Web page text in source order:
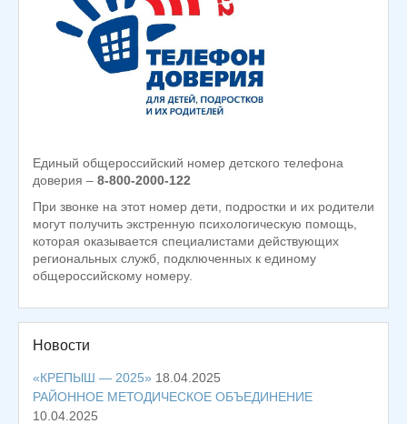
Единый общероссийский номер детского телефона
доверия – 8-800-2000-122
При звонке на этот номер дети, подростки и их родители
могут получить экстренную психологическую помощь,
которая оказывается специалистами действующих
региональных служб, подключенных к единому
общероссийскому номеру.
Новости
«КРЕПЫШ — 2025» 18.04.2025
РАЙОННОЕ МЕТОДИЧЕСКОЕ ОБЪЕДИНЕНИЕ
10.04.2025